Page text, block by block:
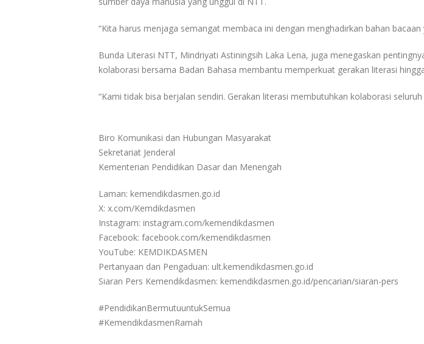
“Kita harus menjaga semangat membaca ini dengan menghadirkan bahan
Bunda Literasi NTT, Mindriyati Astiningsih Laka Lena, juga menegaskan
kolaborasi bersama Badan Bahasa membantu memperkuat gerakan literasi
“Kami tidak bisa berjalan sendiri. Gerakan literasi membutuhkan kolaborasi
Biro Komunikasi dan Hubungan Masyarakat
Sekretariat Jenderal
Kementerian Pendidikan Dasar dan Menengah
Laman: kemendikdasmen.go.id
X: x.com/Kemdikdasmen
Instagram: instagram.com/kemendikdasmen
Facebook: facebook.com/kemendikdasmen
YouTube: KEMDIKDASMEN
Pertanyaan dan Pengaduan: ult.kemendikdasmen.go.id
Siaran Pers Kemendikdasmen: kemendikdasmen.go.id/pencarian/siaran-pers
#PendidikanBermutuuntukSemua
#KemendikdasmenRamah